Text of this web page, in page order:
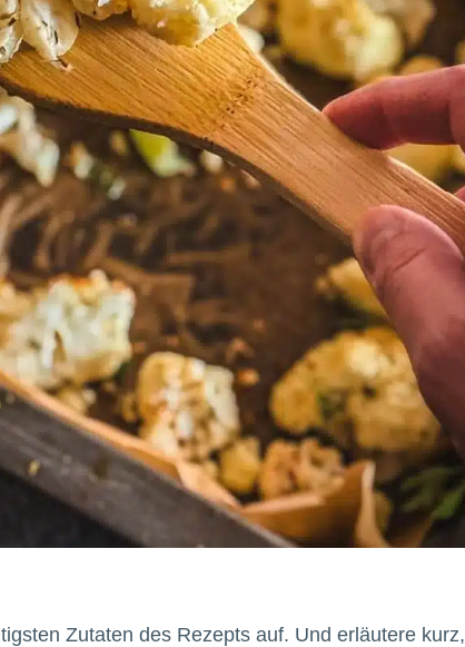
Zutaten des Rezepts auf. Und erläutere kurz,